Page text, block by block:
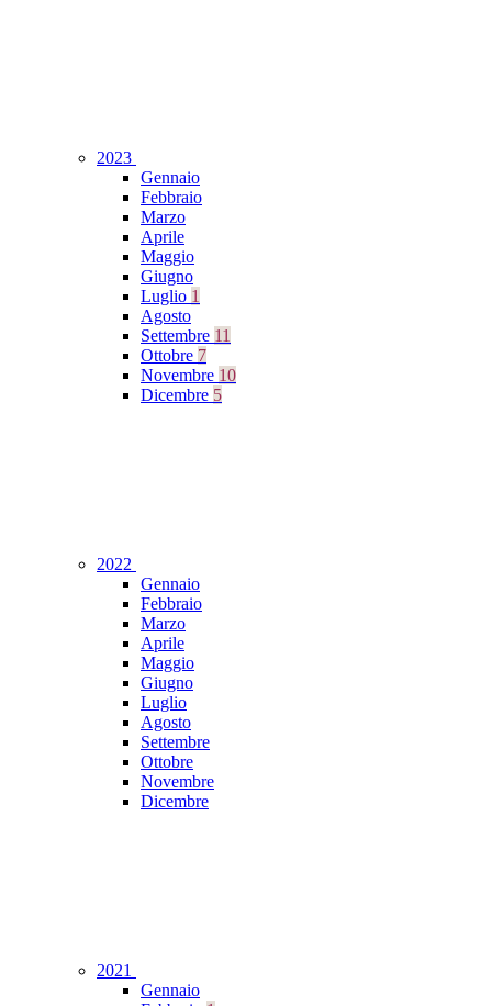
2023
Gennaio
Febbraio
Marzo
Aprile
Maggio
Giugno
Luglio 1
Agosto
Settembre 11
Ottobre 7
Novembre 10
Dicembre 5
2022
Gennaio
Febbraio
Marzo
Aprile
Maggio
Giugno
Luglio
Agosto
Settembre
Ottobre
Novembre
Dicembre
2021
Gennaio